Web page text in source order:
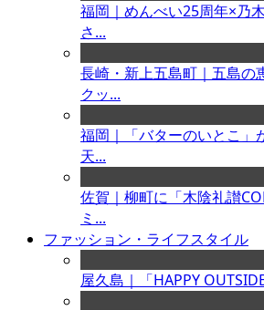
福岡｜めんべい25周年×乃
さ...
長崎・新上五島町｜五島の
クッ...
福岡｜「バターのいとこ」
天...
佐賀｜柳町に「木陰礼讃
ミ...
ファッション・ライフスタイル
屋久島｜「HAPPY